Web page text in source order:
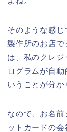
そのような感
製作所のお店で
は、私のクレ
ログラムが自
いうことが分か
なので、お名前
ットカードの会